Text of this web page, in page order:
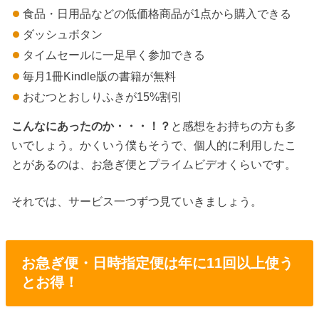
食品・日用品などの低価格商品が1点から購入できる
ダッシュボタン
タイムセールに一足早く参加できる
毎月1冊Kindle版の書籍が無料
おむつとおしりふきが15%割引
こんなにあったのか・・・！？ と感想をお持ちの方も多
いでしょう。かくいう僕もそうで、個人的に利用したこ
とがあるのは、お急ぎ便とプライムビデオくらいです。
それでは、サービス一つずつ見ていきましょう。
お急ぎ便・日時指定便は年に11回以上使う
とお得！